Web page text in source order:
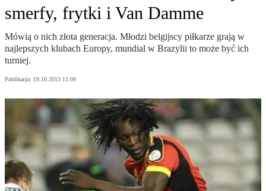
smerfy, frytki i Van Damme
Mówią o nich złota generacja. Młodzi belgijscy piłkarze grają w
najlepszych klubach Europy, mundial w Brazylii to może być ich
turniej.
Publikacja: 19.10.2013 11:00